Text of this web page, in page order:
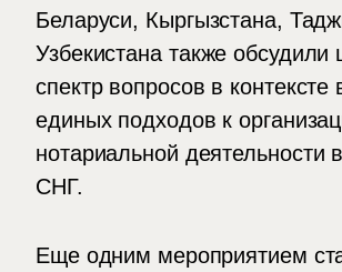
Беларуси, Кыргызстана,
Узбекистана также обсудили
спектр вопросов в контексте
единых подходов к
нотариальной деятельности
СНГ.
Еще одним мероприятием